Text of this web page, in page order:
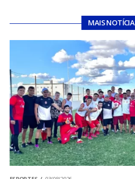
MAIS